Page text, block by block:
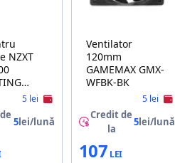
KIT,
X
SERIES,
5 lei
5lei/lună
Ventilator
120mm
GAMEMAX GMX-
WFBK-BK
5 lei
Credit de
la
5lei/lună
107